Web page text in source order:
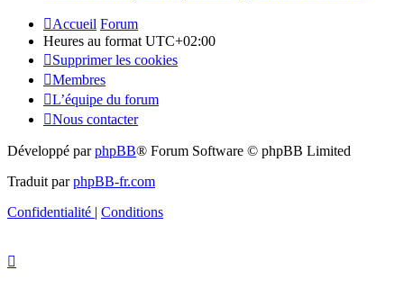
Accueil Forum
Heures au formatUTC+02:00
Supprimer les cookies
Membres
L’équipe du forum
Nous contacter
Développé parphpBB® Forum Software © phpBB Limited
Traduit parphpBB-fr.com
Confidentialité
Conditions